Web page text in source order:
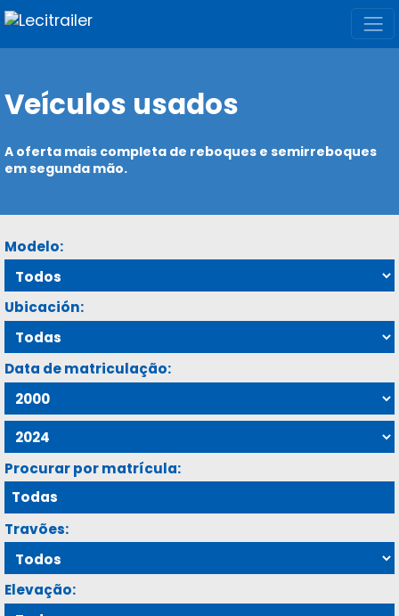
Veículos usados
A oferta mais completa de reboques e semirreboques
em segunda mão.
Modelo:
Ubicación:
Data de matriculação:
Procurar por matrícula:
Travões:
Elevação: